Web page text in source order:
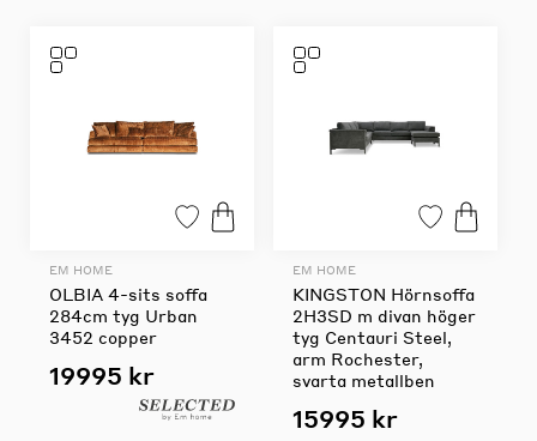
EM HOME
OLBIA 4-sits soffa
284cm tyg Urban
3452 copper
19995 kr
EM HOME
KINGSTON Hörnsoffa
2H3SD m divan höger
tyg Centauri Steel,
arm Rochester,
svarta metallben
15995 kr